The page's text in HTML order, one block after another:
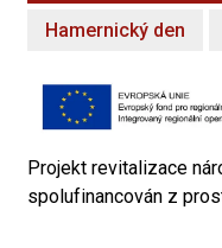
Hamernický den
Projekt revitalizace
spolufinancován z